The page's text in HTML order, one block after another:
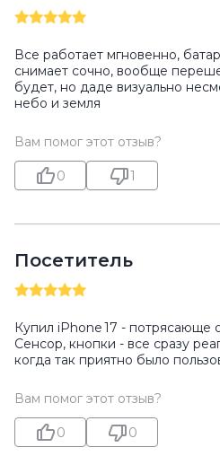
Все работает мгновенно,
снимает сочно, вообще
будет, но даде визуально
небо и земля
Вам помог этот отзыв?
0 1
Посетитель
Купил iPhone 17 - потрясающе
Сенсор, кнопки - все сразу
когда так приятно было
Вам помог этот отзыв?
0 0